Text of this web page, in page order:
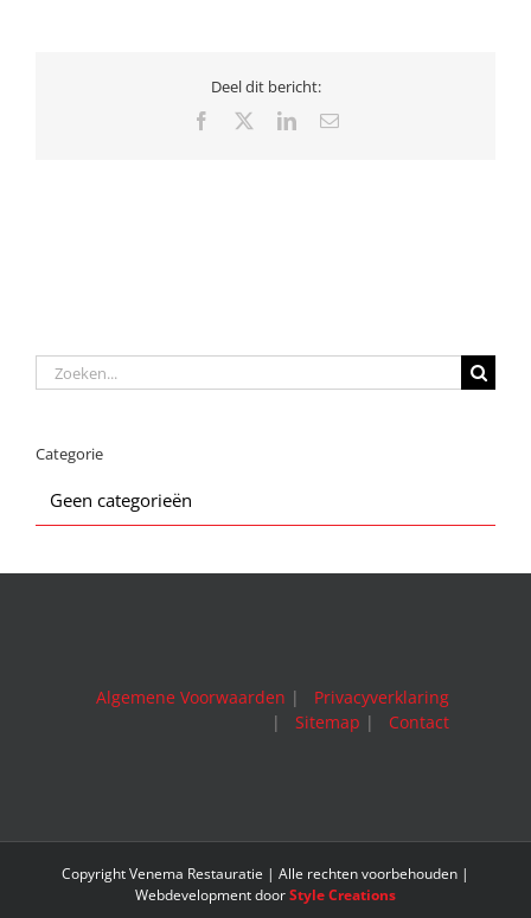
Deel dit bericht:
Facebook LinkedIn
E-
Zoeken
naar:
Categorie
Geen categorieën
Algemene Voorwaarden | Privacyverklaring
|Sitemap | Contact
Copyright Venema Restauratie | Alle rechten voorbehouden |
Webdevelopment doorStyle Creations